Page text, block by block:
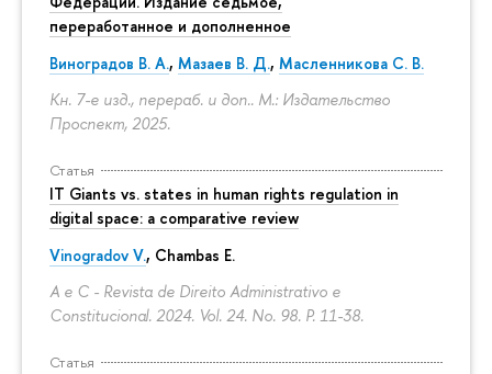
переработанное и дополненное
Виноградов В. А., Мазаев В. Д., Масленникова С. В.
Кн. 7-е изд., перераб. и доп.. М.: Издательство
Проспект, 2025.
Статья
IT Giants vs. states in human rights regulation in
digital space: a comparative review
Vinogradov V., Chambas E.
A e C - Revista de Direito Administrativo e
Constitucional. 2024. Vol. 24. No. 98. P. 11-38.
Статья